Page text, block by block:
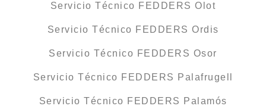
Servicio Técnico FEDDERS Olot
Servicio Técnico FEDDERS Ordis
Servicio Técnico FEDDERS Osor
Servicio Técnico FEDDERS Palafrugell
Servicio Técnico FEDDERS Palamós